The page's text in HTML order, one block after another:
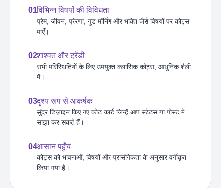
01विभिन्न विषयों की विविधता
प्रेम, जीवन, प्रेरणा, गुड मॉर्निंग और भक्ति जैसे विषयों पर कोट्स
पाएँ।
02शाश्वत और ट्रेंडी
सभी परिस्थितियों के लिए उपयुक्त क्लासिक कोट्स, आधुनिक शैली
में।
03दृश्य रूप से आकर्षक
सुंदर डिज़ाइन किए गए कोट कार्ड जिन्हें आप स्टेटस या पोस्ट में
साझा कर सकते हैं।
04आसान पहुँच
कोट्स को भावनाओं, विषयों और प्रासंगिकता के अनुसार वर्गीकृत
किया गया है।